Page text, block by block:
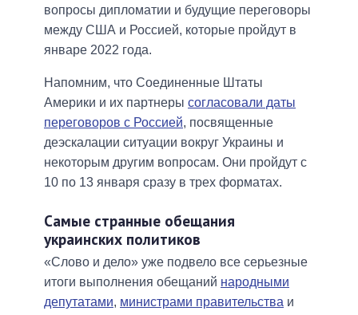
вопросы дипломатии и будущие переговоры
между США и Россией, которые пройдут в
январе 2022 года.
Напомним, что Соединенные Штаты
Америки и их партнеры согласовали даты
переговоров с Россией, посвященные
деэскалации ситуации вокруг Украины и
некоторым другим вопросам. Они пройдут с
10 по 13 января сразу в трех форматах.
Самые странные обещания
украинских политиков
«Слово и дело» уже подвело все серьезные
итоги выполнения обещаний народными
депутатами, министрами правительства и